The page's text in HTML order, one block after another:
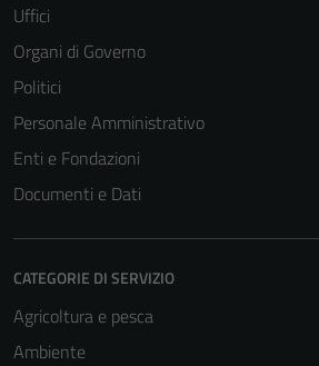
Uffici
Organi di Governo
Politici
Personale Amministrativo
Enti e Fondazioni
Documenti e Dati
CATEGORIE DI SERVIZIO
Agricoltura e pesca
Ambiente